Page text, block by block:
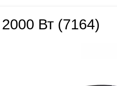
Вт (7164)